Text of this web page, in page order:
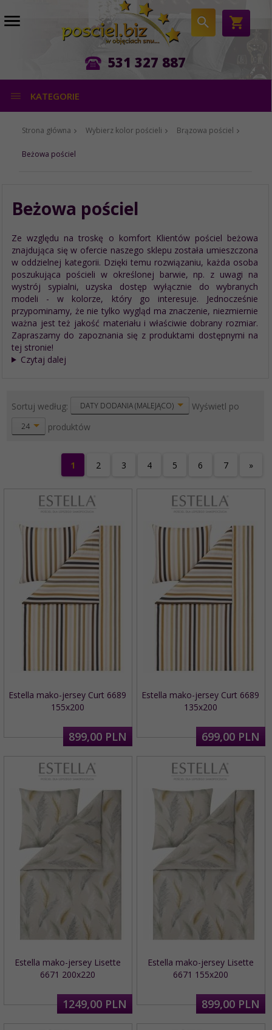
531 327 887
KATEGORIE
Strona główna Wybierz kolor pościeli Brązowa pościel
Beżowa pościel
Beżowa pościel
Ze względu na troskę o komfort Klientów pościel beżowa
znajdująca się w ofercie naszego sklepu została umieszczona
w oddzielnej kategorii. Dzięki temu rozwiązaniu, każda osoba
poszukująca pościeli w określonej barwie, np. z uwagi na
wystrój sypialni, uzyska dostęp wyłącznie do wybranych
modeli - w kolorze, który go interesuje. Jednocześnie
przypominamy, że nie tylko wygląd ma znaczenie, niezmiernie
ważna jest też jakość materiału i właściwie dobrany rozmiar.
Zapraszamy do zapoznania się z produktami dostępnymi na
tej stronie!
Czytaj dalej
Sortuj według: sortDATY DODANIA (MALEJĄCO) Wyświetl po
24 produktów
1 2 3 4 5 6 7 »
Estella mako-jersey Curt 6689
155x200
899,00 PLN
Estella mako-jersey Curt 6689
135x200
699,00 PLN
Estella mako-jersey Lisette
6671 200x220
1249,00 PLN
Estella mako-jersey Lisette
6671 155x200
899,00 PLN